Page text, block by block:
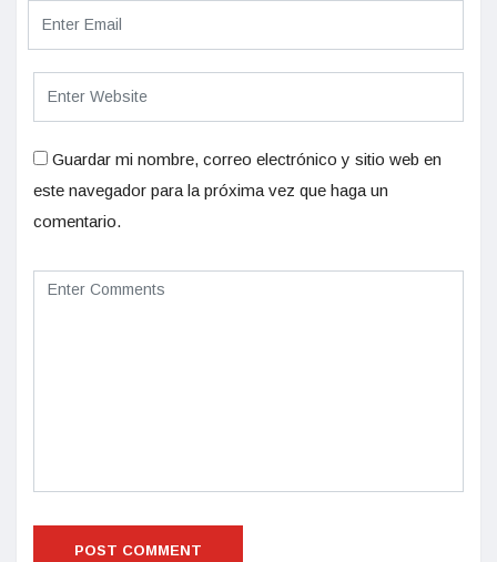
Guardar mi nombre, correo electrónico y sitio web en
este navegador para la próxima vez que haga un
comentario.